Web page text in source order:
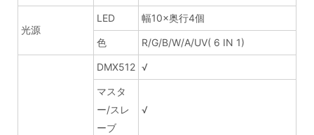
光源
LED 幅10×奥行4個
色 R/G/B/W/A/UV( 6 IN 1)
DMX512 √
マスタ
ー/スレ
ーブ
√